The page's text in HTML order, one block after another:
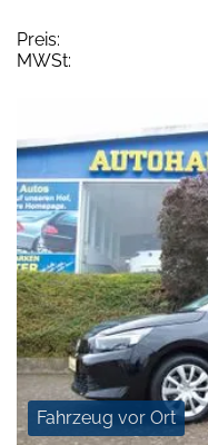
Preis:
MWSt:
Fahrzeug vor Ort